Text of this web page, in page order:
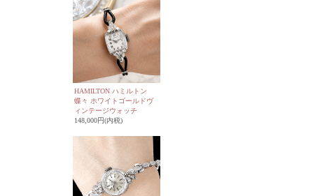
HAMILTON ハミルトン
蝶々 ホワイトゴールドヴ
ィンテージウォッチ
148,000円(内税)